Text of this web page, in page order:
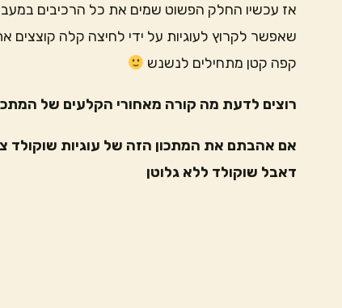
אז עכשיו החלק הפשוט שמים את כל הרכיבים
שאפשר לקרוץ לעוגיות על ידי לחיצה קלה קוצצים
קפה קטן מתחילים לנשנש
רוצים לדעת מה קורה מאחורי הקלעים של
אם אהבתם את המתכון הזה של עוגיות שוקולד
דאבל שוקולד ללא גלוטן